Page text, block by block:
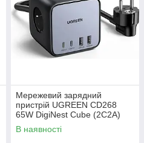
Мережевий зарядний
пристрій UGREEN CD268
65W DigiNest Cube (2C2A)
(UGR-60113)
В наявності